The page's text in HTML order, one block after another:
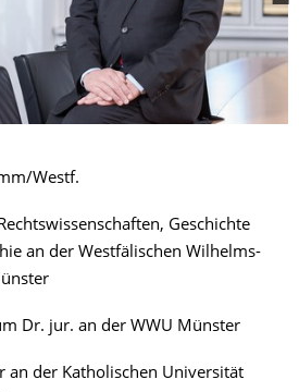
Westf.
Geschichte
an der Westfälischen Wilhelms-
Dr. jur. an der WWU Münster
an der Katholischen Universität